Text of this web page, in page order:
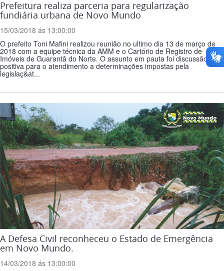
Prefeitura realiza parceria para regularização
fundiária urbana de Novo Mundo
15/03/2018 ás 13:00:00
O prefeito Toni Mafini realizou reunião no ultimo dia 13 de março de
2018 com a equipe técnica da AMM e o Cartório de Registro de
Imóveis de Guarantã do Norte. O assunto em pauta foi discussão
positiva para o atendimento a determinações impostas pela
legislaç&at...
A Defesa Civil reconheceu o Estado de Emergência
em Novo Mundo.
14/03/2018 ás 13:00:00